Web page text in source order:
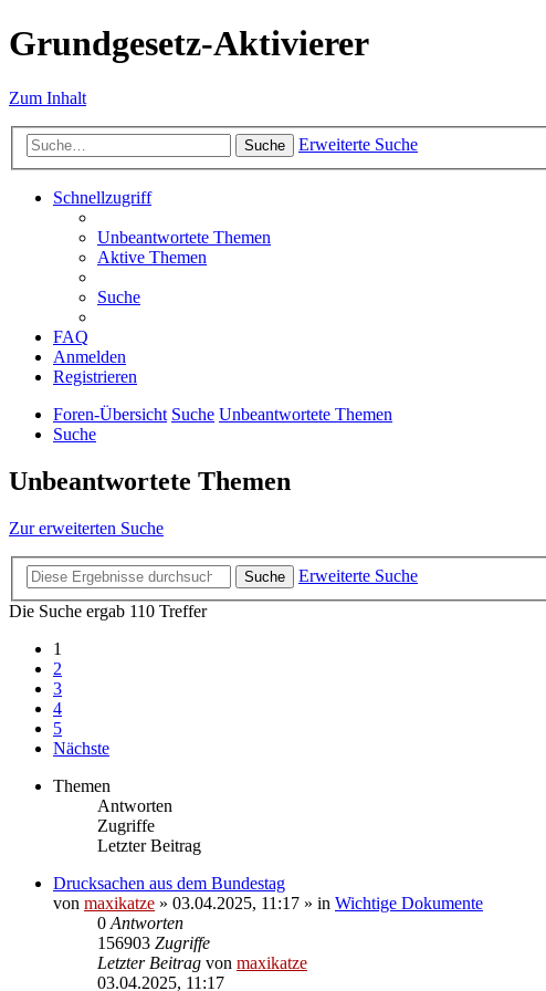
Grundgesetz-Aktivierer
Zum Inhalt
Suche Erweiterte Suche
Schnellzugriff
Unbeantwortete Themen
Aktive Themen
Suche
FAQ
Anmelden
Registrieren
Foren-Übersicht Suche Unbeantwortete Themen
Suche
Unbeantwortete Themen
Zur erweiterten Suche
Suche
Erweiterte Suche
Die Suche ergab 110 Treffer
1
2
3
4
5
Nächste
Themen
Antworten
Zugriffe
Letzter Beitrag
Drucksachen aus dem Bundestag
von maxikatze » 03.04.2025, 11:17 » in Wichtige Dokumente
0 Antworten
156903 Zugriffe
Letzter Beitrag von maxikatze
03.04.2025, 11:17